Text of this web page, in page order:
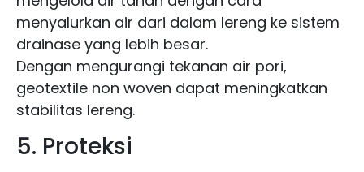
menyalurkan air dari dalam lereng ke sistem
drainase yang lebih besar.
Dengan mengurangi tekanan air pori,
geotextile non woven dapat meningkatkan
stabilitas lereng.
5. Proteksi